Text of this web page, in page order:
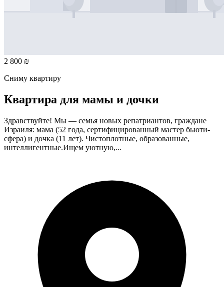
2 800 ₪
Сниму квартиру
Квартира для мамы и дочки
Здравствуйте! Мы — семья новых репатриантов, граждане
Израиля: мама (52 года, сертифицированный мастер бьюти-
сфера) и дочка (11 лет). Чистоплотные, образованные,
интеллигентные.Ищем уютную,...